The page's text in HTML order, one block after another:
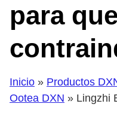
para
Inicio » Productos
Ootea DXN » Lingzhi